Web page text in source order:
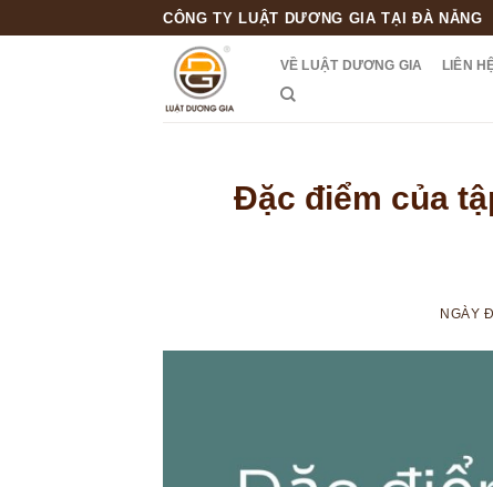
CÔNG TY LUẬT DƯƠNG GIA TẠI ĐÀ NẴNG
VỀ LUẬT DƯƠNG GIA LIÊN
Đặc điểm của
NGÀY